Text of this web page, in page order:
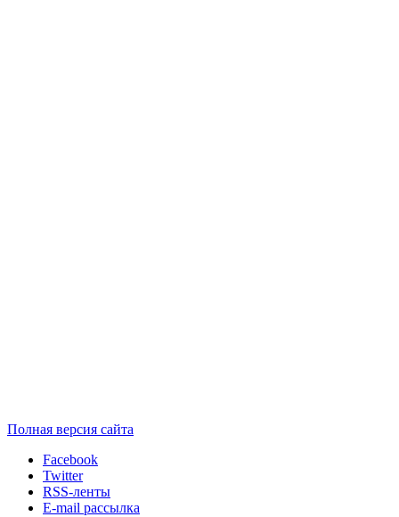
Полная версия сайта
Facebook
Twitter
RSS-ленты
E-mail рассылка